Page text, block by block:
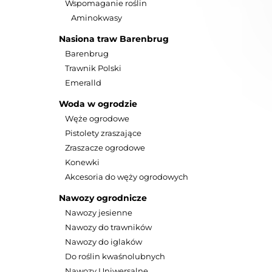
Wspomaganie roślin
Aminokwasy
Nasiona traw Barenbrug
Barenbrug
Trawnik Polski
Emeralld
Woda w ogrodzie
Węże ogrodowe
Pistolety zraszające
Zraszacze ogrodowe
Konewki
Akcesoria do węży ogrodowych
Nawozy ogrodnicze
Nawozy jesienne
Nawozy do trawników
Nawozy do iglaków
Do roślin kwaśnolubnych